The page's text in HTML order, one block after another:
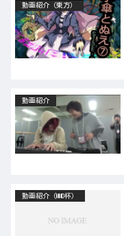
動画紹介（東方）
動画紹介
動画紹介（MMD杯）